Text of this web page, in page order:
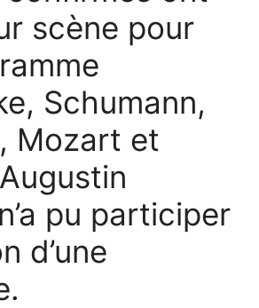
scène pour
Schumann,
Mozart et
pu participer
d’une